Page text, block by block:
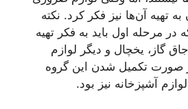
تهیه آن‌ها نیز فکر کرد. نکته
مرحله اول باید به فکر تهیه
گاز، یخچال و دیگر لوازم
صورت تکمیل شدن این گروه
آشپزخانه نیز بود.